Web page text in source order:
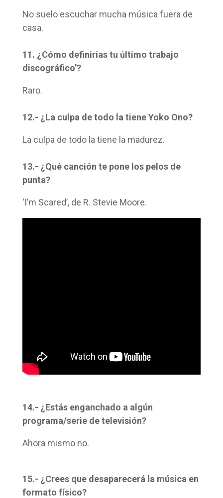
No suelo escuchar mucha música fuera de
casa.
11. ¿Cómo definirías tu último trabajo
discográfico’?
Raro.
12.- ¿La culpa de todo la tiene Yoko Ono?
La culpa de todo la tiene la madurez.
13.- ¿Qué canción te pone los pelos de
punta?
‘I’m Scared’, de R. Stevie Moore.
14.- ¿Estás enganchado a algún
programa/serie de televisión?
Ahora mismo no.
15.- ¿Crees que desaparecerá la música en
formato físico?